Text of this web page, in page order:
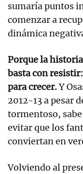
sumaría puntos
comenzar a
dinámica
Porque la
basta con
para crecer.Y
2012-13 a pesar
tormentoso,
evitar que los
conviertan en
Volviendo al